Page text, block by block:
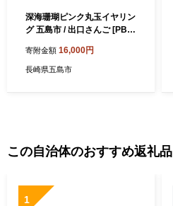
深海珊瑚ピンク丸玉イヤリン
グ 五島市 / 出口さんご [PBK
しゃれ プレゼント 贈り物
寄附金額 16,000円
長崎県五島市
この自治体のおすすめ返礼品
1